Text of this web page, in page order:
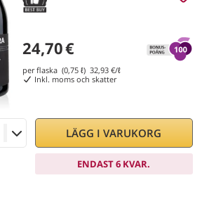
24,70€
per flaska (0,75 ℓ) 32,93 €/ℓ
Inkl. moms och skatter
LÄGG I VARUKORG
ENDAST 6 KVAR.